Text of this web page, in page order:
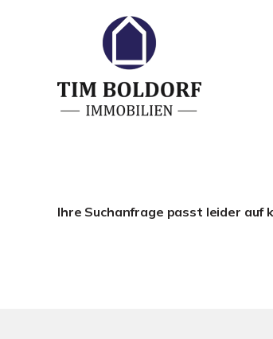
Ihre Suchanfrage passt leider auf